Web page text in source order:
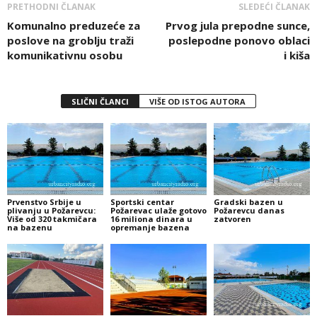
PRETHODNI ČLANAK
Komunalno preduzeće za
poslove na groblju traži
komunikativnu osobu
SLEDEĆI ČLANAK
Prvog jula prepodne sunce,
poslepodne ponovo oblaci
i kiša
SLIČNI ČLANCI VIŠE OD ISTOG AUTORA
Prvenstvo Srbije u
plivanju u Požarevcu:
Više od 320 takmičara
na bazenu
Sportski centar
Požarevac ulaže gotovo
16 miliona dinara u
opremanje bazena
Gradski bazen u
Požarevcu danas
zatvoren